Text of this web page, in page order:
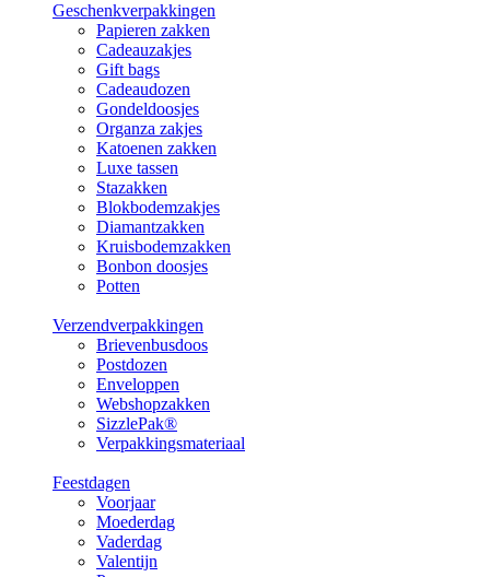
Geschenkverpakkingen
Papieren zakken
Cadeauzakjes
Gift bags
Cadeaudozen
Gondeldoosjes
Organza zakjes
Katoenen zakken
Luxe tassen
Stazakken
Blokbodemzakjes
Diamantzakken
Kruisbodemzakken
Bonbon doosjes
Potten
Verzendverpakkingen
Brievenbusdoos
Postdozen
Enveloppen
Webshopzakken
SizzlePak®
Verpakkingsmateriaal
Feestdagen
Voorjaar
Moederdag
Vaderdag
Valentijn